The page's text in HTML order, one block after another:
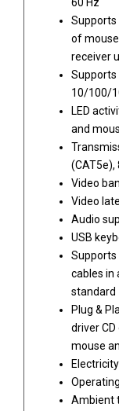
60 Hz
Supports
of
receiver
Supports
10/100/
LED
and
(CAT5e),
Video
Video
Audio
USB
cables in
standard
Plug &
driver
mouse
Ambient